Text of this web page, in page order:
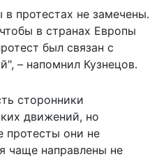
протестах не замечены.
в странах Европы
был связан с
– напомнил Кузнецов.
сторонники
движений, но
протесты они не
чаще направлены не